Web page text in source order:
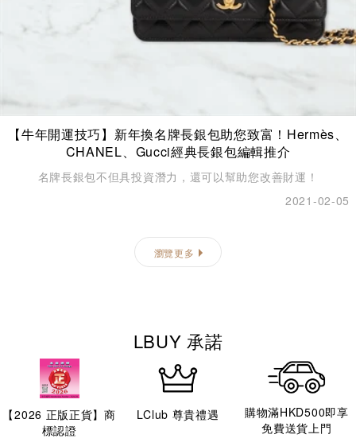
【牛年開運技巧】新年換名牌長銀包助您致富！Hermès、
CHANEL、Gucci經典長銀包編輯推介
名牌長銀包不但具投資潛力，還可以幫助您改善財運！
2021-02-05
瀏覽更多
LBUY 承諾
【2026 正版正貨】商
標認證
LClub 尊貴禮遇
購物滿HKD500即享
免費送貨上門